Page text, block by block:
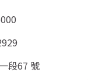
段67 號